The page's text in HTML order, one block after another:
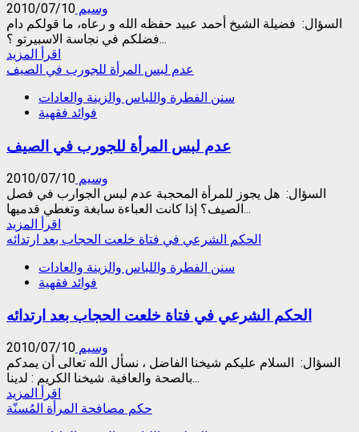
وسيم 2010/07/10
السؤال: فضيلة الشيخ أحمد عبيد حفظه الله و رعاه، ما قولكم دام
فضلكم في نجاسة الاسبيرتو ؟...
اقرأ المزيد
more
حكم
السبيرتو
عدم لبس المرأة للجورب في الصيف
سنن الفطرة واللباس والزينة والعادات
فوائد فقهية
عدم لبس المرأة للجورب في الصيف
وسيم 2010/07/10
السؤال: هل يجوز للمرأة المحجبة عدم لبس الجوارب في فصل
الصيف؟ إذا كانت العباءة سابغة وتغطي قدميها...
اقرأ المزيد
more
عدم
لبس
للجورب
الصيف
الحكم الشرعي في فتاة خلعت الحجاب بعد ارتدائه
سنن الفطرة واللباس والزينة والعادات
فوائد فقهية
الحكم الشرعي في فتاة خلعت الحجاب بعد ارتدائه
وسيم 2010/07/10
السؤال: السلام عليكم شيخنا الفاضل ، نسأل الله تعالى أن يمدكم
بالصحة والعافية. شيخنا الكريم : لدينا...
اقرأ المزيد
more
حكم مصافحة المرأة المُسنّة